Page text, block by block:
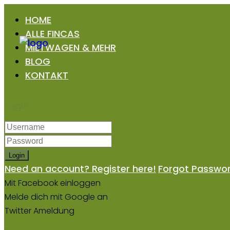
HOME
ALLE FINCAS
MIETWAGEN & MEHR
BLOG
KONTAKT
Login
Login
Need an account? Register here! Forgot
Mit Facebook einloggen
Melde dich mit Google an
Twitter Ameldung